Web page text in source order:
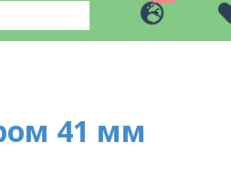
41 мм